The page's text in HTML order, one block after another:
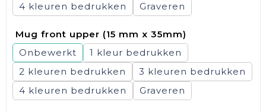
4
Graveren
Mug front upper (15 mm x 35mm)
Onbewerkt
1
2
3
4
Graveren